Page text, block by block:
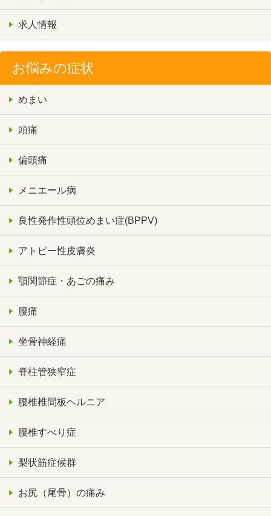
求人情報
お悩みの症状
めまい
頭痛
偏頭痛
メニエール病
良性発作性頭位めまい症(BPPV)
アトピー性皮膚炎
顎関節症・あごの痛み
腰痛
坐骨神経痛
脊柱管狭窄症
腰椎椎間板ヘルニア
腰椎すべり症
梨状筋症候群
お尻（尾骨）の痛み